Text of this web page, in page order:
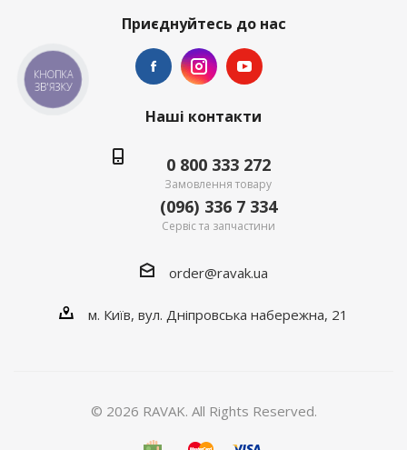
Приєднуйтесь до нас
Наші контакти
0 800 333 272
Замовлення товару
(096) 336 7 334
Сервіс та запчастини
order@ravak.ua
м. Київ, вул. Дніпровська набережна, 21
© 2026 RAVAK. All Rights Reserved.
КНОПКА
ЗВ'ЯЗКУ